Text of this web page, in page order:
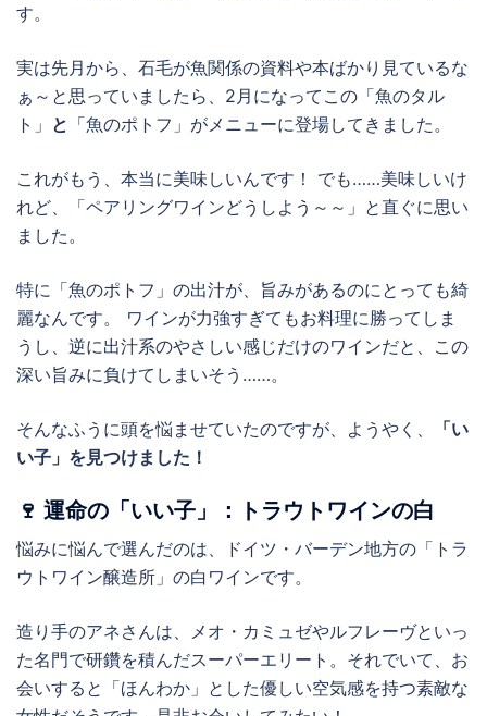
す。
実は先月から、石毛が魚関係の資料や本ばかり見ているな
ぁ～と思っていましたら、2月になってこの「魚のタル
ト」 と 「魚のポトフ」がメニューに登場してきました。
これがもう、本当に美味しいんです！ でも……美味しいけ
れど、「ペアリングワインどうしよう～～」と直ぐに思い
ました。
特に「魚のポトフ」の出汁が、旨みがあるのにとっても綺
麗なんです。 ワインが力強すぎてもお料理に勝ってしま
うし、逆に出汁系のやさしい感じだけのワインだと、この
深い旨みに負けてしまいそう……。
そんなふうに頭を悩ませていたのですが、ようやく、
「い
い子」を見つけました！
🍷 運命の「いい子」：トラウトワインの白
悩みに悩んで選んだのは、ドイツ・バーデン地方の「トラ
ウトワイン醸造所」の白ワインです。
造り手のアネさんは、メオ・カミュゼやルフレーヴといっ
た名門で研鑽を積んだスーパーエリート。それでいて、お
会いすると「ほんわか」とした優しい空気感を持つ素敵な